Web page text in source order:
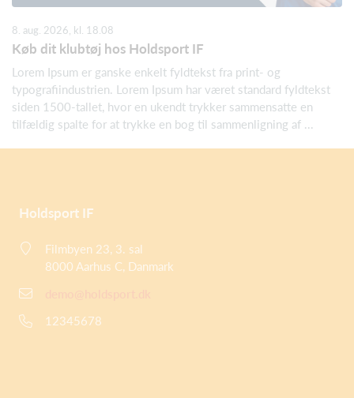
8. aug. 2026, kl. 18.08
Køb dit klubtøj hos Holdsport IF
Lorem Ipsum er ganske enkelt fyldtekst fra print- og
typografiindustrien. Lorem Ipsum har været standard fyldtekst
siden 1500-tallet, hvor en ukendt trykker sammensatte en
tilfældig spalte for at trykke en bog til sammenligning af ...
Holdsport IF
Filmbyen 23, 3. sal
8000 Aarhus C, Danmark
12345678